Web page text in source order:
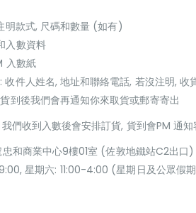
明款式, 尺碼和數量 (如有)
入數資料
入數紙
件人姓名, 地址和聯絡電話, 若沒注明, 收
到後我們會再通知你來取貨或郵寄寄出
們收到入數後會安排訂貨, 貨到會PM 通
和商業中心9樓01室 (佐敦地鐵站C2出口)
星期六: 11:00-4:00 (星期日及公眾假